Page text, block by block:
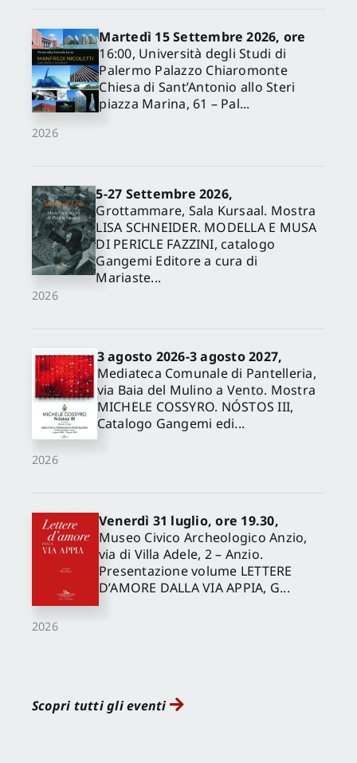
2026
Martedì 15 Settembre 2026, ore
16:00, Università degli Studi di
Palermo Palazzo Chiaromonte
Chiesa di Sant’Antonio allo Steri
piazza Marina, 61 – Pal...
2026
5-27 Settembre 2026,
Grottammare, Sala Kursaal. Mostra
LISA SCHNEIDER. MODELLA E MUSA
DI PERICLE FAZZINI, catalogo
Gangemi Editore a cura di
Mariaste...
2026
3 agosto 2026-3 agosto 2027,
Mediateca Comunale di Pantelleria,
via Baia del Mulino a Vento. Mostra
MICHELE COSSYRO. NÓSTOS III,
Catalogo Gangemi edi...
2026
Venerdì 31 luglio, ore 19.30,
Museo Civico Archeologico Anzio,
via di Villa Adele, 2 – Anzio.
Presentazione volume LETTERE
D’AMORE DALLA VIA APPIA, G...
Scopri tutti gli eventi